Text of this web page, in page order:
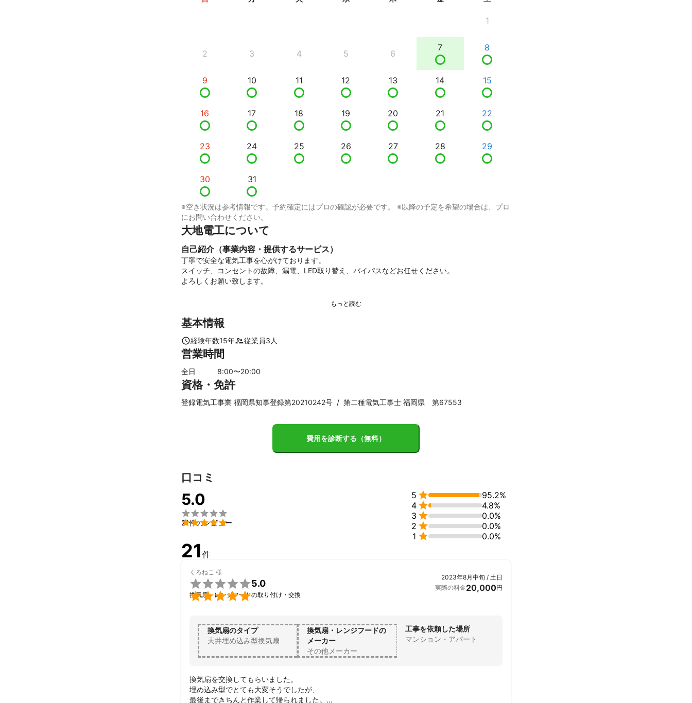
1
2 3 4 5 6
7 8
9 10 11 12 13 14 15
16 17 18 19 20 21 22
23 24 25 26 27 28 29
30 31
※空き状況は参考情報です。予約確定にはプロの確認が必要です。 ※以降の予定を希望の場合は、プロ
にお問い合わせください。
大地電工について
自己紹介（事業内容・提供するサービス）
丁寧で安全な電気工事を心がけております。
スイッチ、コンセントの故障、漏電、LED取り替え、バイパスなどお任せください。
基本情報
経験年数15年 従業員3 人
営業時間
全日 8:00〜20:00
資格・免許
登録電気工事業 福岡県知事登録第20210242号 / 第二種電気工事士 福岡県 第67553
費用を診断する（無料）
口コミ
5.0


21件のレビュー
5 
95.2%
4 
4.8%
3 
0.0%
2 
0.0%
1  0.0%
21 件
くろねこ 様


5.0
換気扇・レンジフードの取り付け・交換
2023年8月中旬 / 土日
実際の料金20,000円
換気扇のタイプ
天井埋め込み型換気扇
換気扇・レンジフードの
メーカー
その他メーカー
工事を依頼した場所
マンション・アパート
換気扇を交換してもらいました。
埋め込み型でとても大変そうでしたが、
最後まできちんと作業して帰られました。